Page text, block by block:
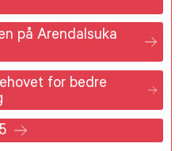
på Arendalsuka
for bedre